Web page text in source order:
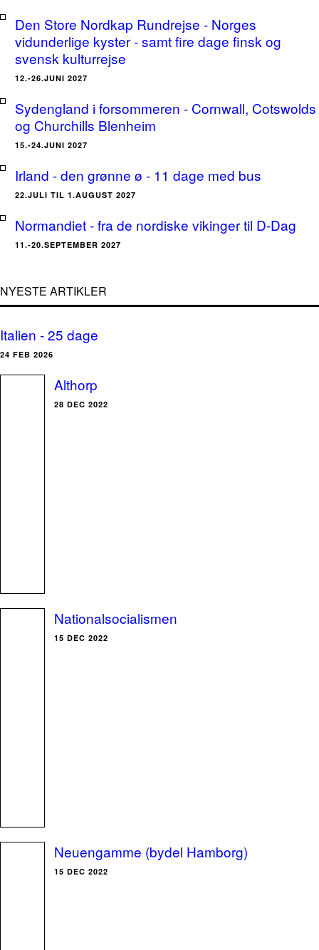
Den Store Nordkap Rundrejse - Norges
vidunderlige kyster - samt fire dage finsk og
svensk kulturrejse
12.-26.JUNI 2027
Sydengland i forsommeren - Cornwall, Cotswolds
og Churchills Blenheim
15.-24.JUNI 2027
Irland - den grønne ø - 11 dage med bus
22.JULI TIL 1.AUGUST 2027
Normandiet - fra de nordiske vikinger til D-Dag
11.-20.SEPTEMBER 2027
NYESTE ARTIKLER
Italien - 25 dage
24 FEB 2026
Althorp
28 DEC 2022
Nationalsocialismen
15 DEC 2022
Neuengamme (bydel Hamborg)
15 DEC 2022